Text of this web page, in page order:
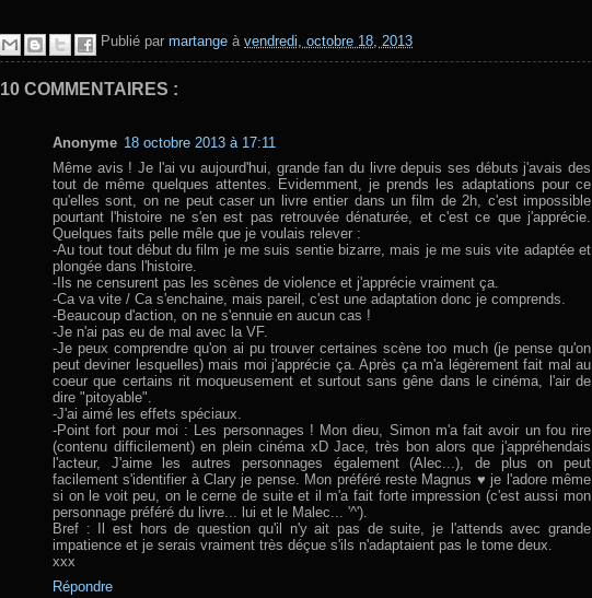
Publié par martange à vendredi, octobre 18, 2013
10 COMMENTAIRES :
Anonyme 18 octobre 2013 à 17:11
Même avis ! Je l'ai vu aujourd'hui, grande fan du livre depuis ses débuts j'avais des
tout de même quelques attentes. Evidemment, je prends les adaptations pour ce
qu'elles sont, on ne peut caser un livre entier dans un film de 2h, c'est impossible
pourtant l'histoire ne s'en est pas retrouvée dénaturée, et c'est ce que j'apprécie.
Quelques faits pelle mêle que je voulais relever :
-Au tout tout début du film je me suis sentie bizarre, mais je me suis vite adaptée et
plongée dans l'histoire.
-Ils ne censurent pas les scènes de violence et j'apprécie vraiment ça.
-Ca va vite / Ca s'enchaine, mais pareil, c'est une adaptation donc je comprends.
-Beaucoup d'action, on ne s'ennuie en aucun cas !
-Je n'ai pas eu de mal avec la VF.
-Je peux comprendre qu'on ai pu trouver certaines scène too much (je pense qu'on
peut deviner lesquelles) mais moi j'apprécie ça. Après ça m'a légèrement fait mal au
coeur que certains rit moqueusement et surtout sans gêne dans le cinéma, l'air de
dire "pitoyable".
-J'ai aimé les effets spéciaux.
-Point fort pour moi : Les personnages ! Mon dieu, Simon m'a fait avoir un fou rire
(contenu difficilement) en plein cinéma xD Jace, très bon alors que j'appréhendais
l'acteur, J'aime les autres personnages également (Alec...), de plus on peut
facilement s'identifier à Clary je pense. Mon préféré reste Magnus ♥ je l'adore même
si on le voit peu, on le cerne de suite et il m'a fait forte impression (c'est aussi mon
personnage préféré du livre... lui et le Malec... '^').
Bref : Il est hors de question qu'il n'y ait pas de suite, je l'attends avec grande
impatience et je serais vraiment très déçue s'ils n'adaptaient pas le tome deux.
xxx
Répondre